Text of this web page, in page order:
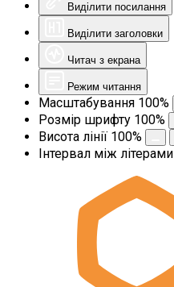
Виділити посилання
Виділити заголовки
Читач з екрана
Режим читання
Масштабування 100%
Розмір шрифту 100%
Висота лінії 100%
Інтервал між літерами